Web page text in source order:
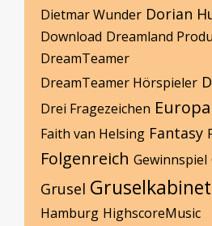
Dietmar Wunder Dorian
Download Dreamland
DreamTeamer
DreamTeamer Hörspieler
Drei Fragezeichen Europa
Faith van Helsing Fantasy
Folgenreich Gewinnspiel
Grusel
Hamburg HighscoreMusic